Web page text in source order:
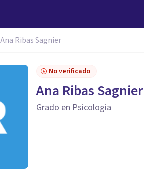
Ana Ribas Sagnier
No verificado
Ana Ribas Sagnier
Grado en Psicologia